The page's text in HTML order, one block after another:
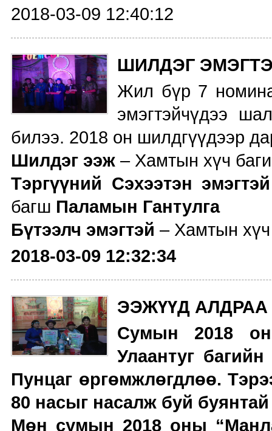
2018-03-09 12:40:12
ШИЛДЭГ
Жил бүр 7
эмэгтэйчүдээ
билээ. 2018 он шилдгүүдээр
Шилдэг ээж – Хамтын хүч
Тэргүүний Сэхээтэн эмэгтэй
багш Паламын Гантулга
Бүтээлч эмэгтэй – Хамтын
2018-03-09 12:32:34
ЭЭЖҮҮД
Сумын 2018
Улаантуг
Пунцаг өргөмжлөгдлөө.
80 насыг насалж буй
Мөн сумын 2018 оны